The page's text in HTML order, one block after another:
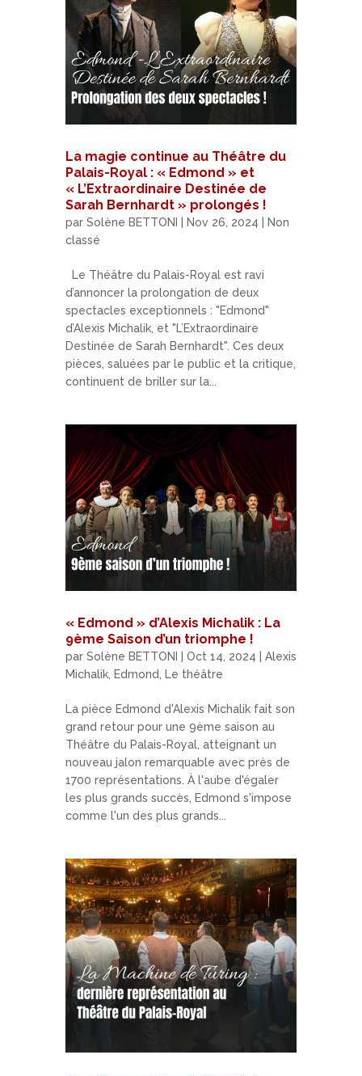
La magie continue au Théâtre du
Palais-Royal : « Edmond » et
« L’Extraordinaire Destinée de
Sarah Bernhardt » prolongés !
par Solène BETTONI Nov 26, 2024
Non
classé
Le Théâtre du Palais-Royal est ravi
d’annoncer la prolongation de deux
spectacles exceptionnels : "Edmond"
d’Alexis Michalik, et "L’Extraordinaire
Destinée de Sarah Bernhardt". Ces deux
pièces, saluées par le public et la critique,
continuent de briller sur la...
« Edmond » d’Alexis Michalik : La
9ème Saison d’un triomphe !
par Solène BETTONI Oct 14, 2024
Alexis
Michalik, Edmond Le théâtre
La pièce Edmond d'Alexis Michalik fait son
grand retour pour une 9ème saison au
Théâtre du Palais-Royal, atteignant un
nouveau jalon remarquable avec près de
1700 représentations. À l'aube d'égaler
les plus grands succès, Edmond s'impose
comme l'un des plus grands...